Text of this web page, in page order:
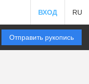
ВХОД RU
Отправить рукопись